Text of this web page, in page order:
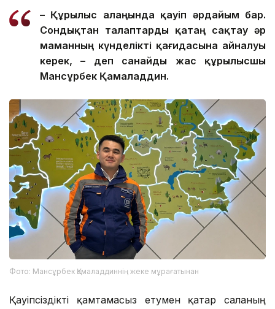
– Құрылыс алаңында қауіп әрдайым бар.
Сондықтан талаптарды қатаң сақтау әр
маманның күнделікті қағидасына айналуы
керек, – деп санайды жас құрылысшы
Мансұрбек Қамаладдин.
Фото: Мансұрбек Қамаладдиннің жеке мұрағатынан
Қауіпсіздікті қамтамасыз етумен қатар саланың